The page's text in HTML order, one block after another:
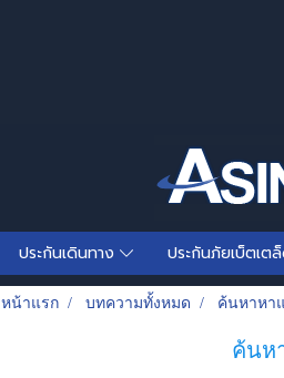
ประกันเดินทาง ประกันภัยเบ็ตเ
หน้าแรก บทความทั้งหมด ค้นหาหา
ค้นห